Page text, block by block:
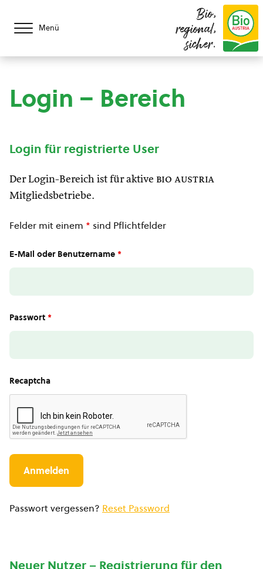
Menü
Bio,
regional,
sicher.
Login – Bereich
Login für registrierte User
Der Login-Bereich ist für aktive bio austria
Mitgliedsbetriebe.
Felder mit einem * sind Pflichtfelder
E-Mail oder Benutzername *
Passwort *
Recaptcha
Passwort vergessen? Reset Password
Neuer Nutzer – Registrierung für den